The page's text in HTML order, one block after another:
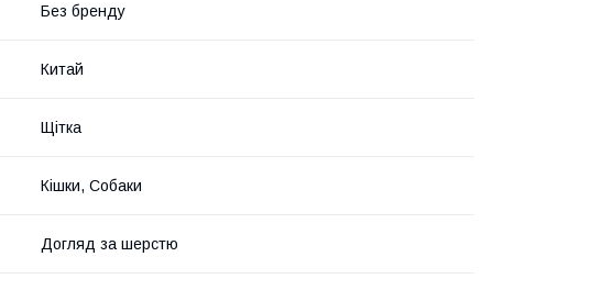
Без бренду
Китай
Щітка
Кішки, Собаки
Догляд за шерстю